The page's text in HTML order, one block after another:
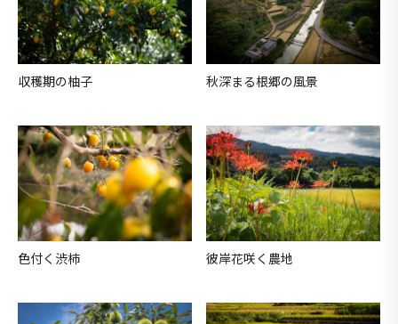
収穫期の柚子 秋深まる根郷の風景
色付く渋柿 彼岸花咲く農地